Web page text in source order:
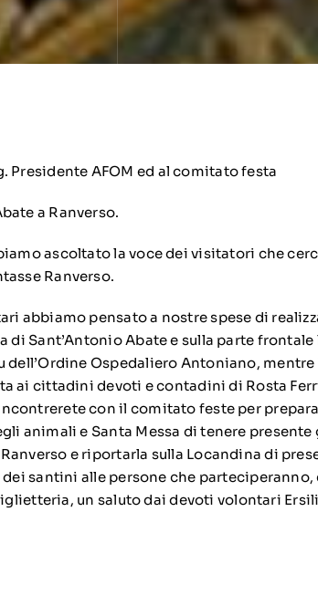
Presidente AFOM ed al comitato festa
a Ranverso.
ascoltato la voce dei visitatori che
Ranverso.
abbiamo pensato a nostre spese di
di Sant’Antonio Abate e sulla parte
dell’Ordine Ospedaliero Antoniano,
ai cittadini devoti e contadini di Rosta
con il comitato feste per
animali e Santa Messa di tenere
e riportarla sulla Locandina di
santini alle persone che
un saluto dai devoti volontari